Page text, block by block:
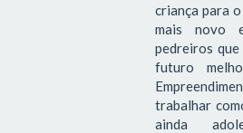
criança para
mais novo
pedreiros
futuro
trabalhar
ainda